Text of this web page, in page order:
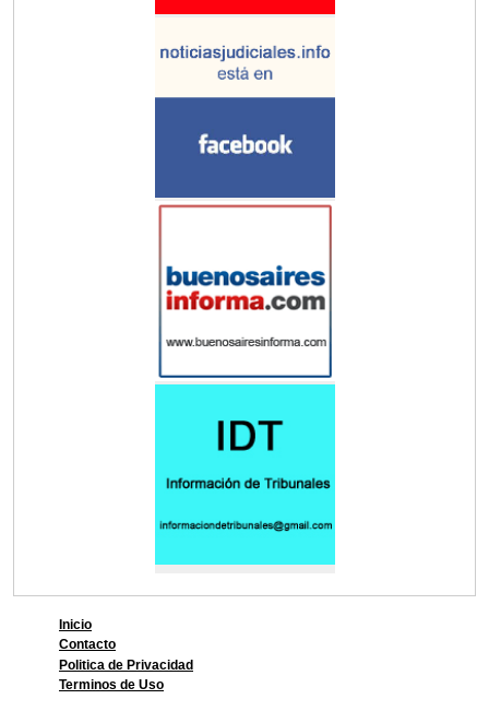
Inicio
Contacto
Politica de Privacidad
Terminos de Uso